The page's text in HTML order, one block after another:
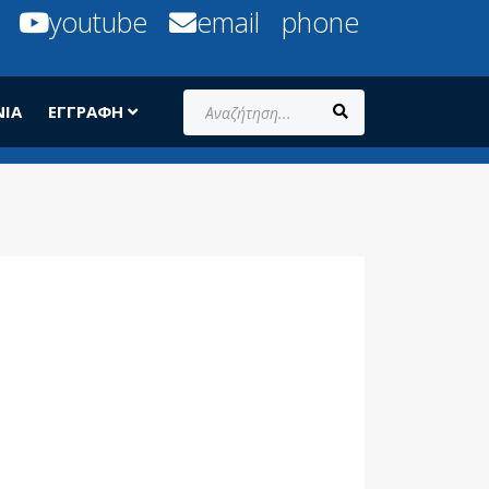
youtube email phone
ΕΓΓΡΑΦΉ Αναζήτηση...